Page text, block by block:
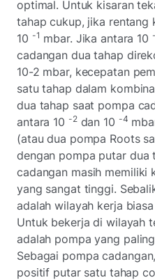
optimal. Untuk kisaran
tahap cukup, jika rentang
10 -1 mbar. Jika antara 10
cadangan dua tahap
10-2 mbar, kecepatan
satu tahap dalam
dua tahap saat pompa
antara 10 -2dan 10 -4
(atau dua pompa Roots
dengan pompa putar dua
cadangan masih memiliki
yang sangat tinggi.
adalah wilayah kerja
Untuk bekerja di wilayah
adalah pompa yang
Sebagai pompa
positif putar satu tahap